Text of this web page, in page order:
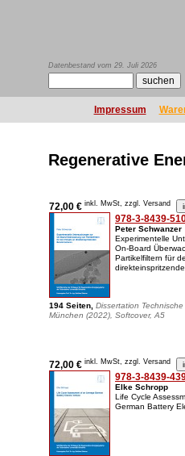
Datenbestand vom 29. Juli 2026
Impressum
Regenerative
72,00 € inkl. MwSt, zzgl. Versand
978-3-8439-
Peter Schwanzer
Experimentelle
On-Board
Partikelfiltern für
194 Seiten, Dissertation
München (2022), Softcover, A5
72,00 € inkl. MwSt, zzgl. Versand
978-3-8439-
Elke Schropp
Life Cycle
German Battery